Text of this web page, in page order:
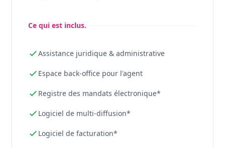
Ce qui est inclus.
Assistance juridique & administrative
Espace back-office pour l'agent
Registre des mandats électronique*
Logiciel de multi-diffusion*
Logiciel de facturation*